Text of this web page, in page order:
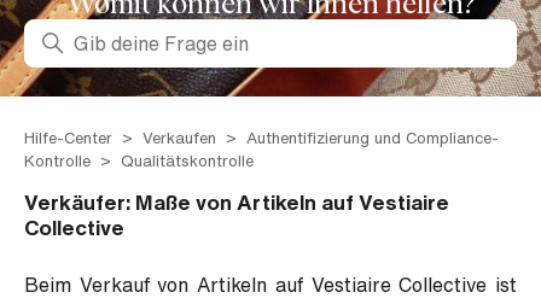
Suche
Hilfe-Center Verkaufen
Authentifizierung und Compliance-
Kontrolle
Qualitätskontrolle
Verkäufer: Maße von Artikeln auf Vestiaire
Collective
Beim Verkauf von Artikeln auf Vestiaire Collective ist